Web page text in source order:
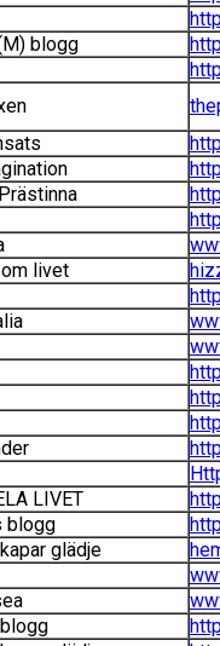
blogg
livet
LIVET
blogg
glädje